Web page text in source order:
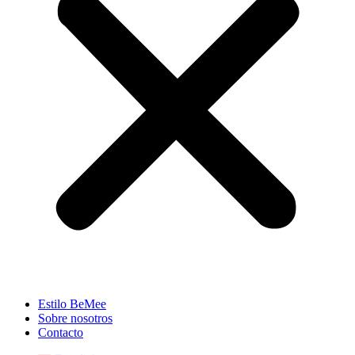
Estilo BeMee
Sobre nosotros
Contacto